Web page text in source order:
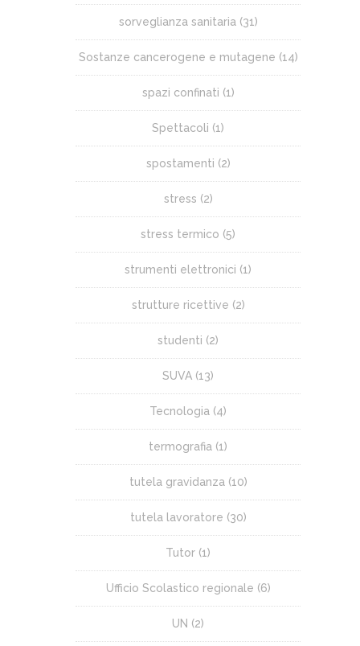
sorveglianza sanitaria (31)
Sostanze cancerogene e mutagene (14)
spazi confinati (1)
Spettacoli (1)
spostamenti (2)
stress (2)
stress termico (5)
strumenti elettronici (1)
strutture ricettive (2)
studenti (2)
SUVA (13)
Tecnologia (4)
termografia (1)
tutela gravidanza (10)
tutela lavoratore (30)
Tutor (1)
Ufficio Scolastico regionale (6)
UN (2)